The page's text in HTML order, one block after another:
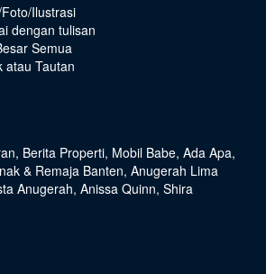
Ilustrasi
dengan tulisan
Semua
atau Tautan
, Berita Properti, Mobil Babe, Ada Apa,
& Remaja Banten, Anugerah Lima
Anugerah, Anissa Quinn, Shira